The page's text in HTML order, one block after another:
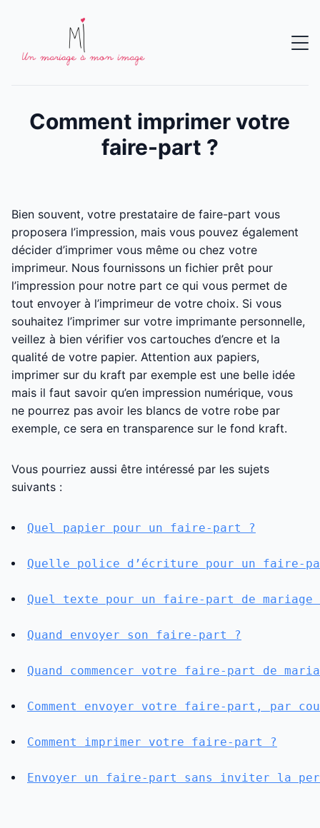
Comment imprimer votre
faire-part ?
Bien souvent, votre prestataire de faire-part vous
proposera l’impression, mais vous pouvez également
décider d’imprimer vous même ou chez votre
imprimeur. Nous fournissons un fichier prêt pour
l’impression pour notre part ce qui vous permet de
tout envoyer à l’imprimeur de votre choix. Si vous
souhaitez l’imprimer sur votre imprimante personnelle,
veillez à bien vérifier vos cartouches d’encre et la
qualité de votre papier. Attention aux papiers,
imprimer sur du kraft par exemple est une belle idée
mais il faut savoir qu’en impression numérique, vous
ne pourrez pas avoir les blancs de votre robe par
exemple, ce sera en transparence sur le fond kraft.
Vous pourriez aussi être intéressé par les sujets
suivants :
Quel papier pour un faire-part ?
Quelle police d’écriture pour un faire-
Quel texte pour un faire-part de mariage
Quand envoyer son faire-part ?
Quand commencer votre faire-part de
Comment envoyer votre faire-part, par
Comment imprimer votre faire-part ?
Envoyer un faire-part sans inviter la